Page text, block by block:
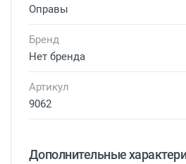
Оправы
Бренд
Нет бренда
Артикул
9062
Дополнительные